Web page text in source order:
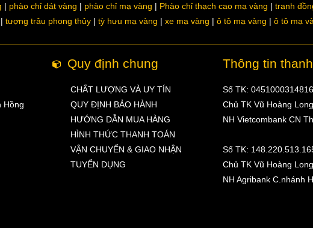
phào chỉ dát vàng phào chỉ mạ vàng Phào chỉ thạch cao mạ vàng tranh
tượng trâu phong thủy tỳ hưu mạ vàng xe mạ vàng ô tô mạ vàng ô tô mạ
Hồng
Quy định chung
CHẤT LƯỢNG VÀ UY TÍN
QUY ĐỊNH BẢO HÀNH
HƯỚNG DẪN MUA HÀNG
HÌNH THỨC THANH TOÁN
VẬN CHUYỂN & GIAO NHẬN
TUYỂN DỤNG
Thông tin
Số TK: 0451000314816
Chủ TK Vũ Hoàng Long
NH Vietcombank CN
Số TK:
Chủ TK Vũ Hoàng Long
NH Agribank C.nhánh